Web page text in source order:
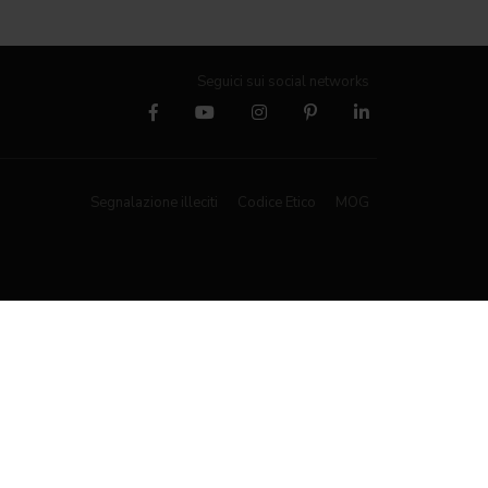
Seguici sui social networks
Segnalazione illeciti Codice Etico MOG